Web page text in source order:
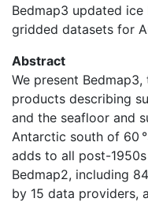
Bedmap3 updated
gridded datasets for
Abstract
We present
products describing
and the seafloor and
Antarctic south of 60
adds to all post-
Bedmap2, including
by 15 data providers,